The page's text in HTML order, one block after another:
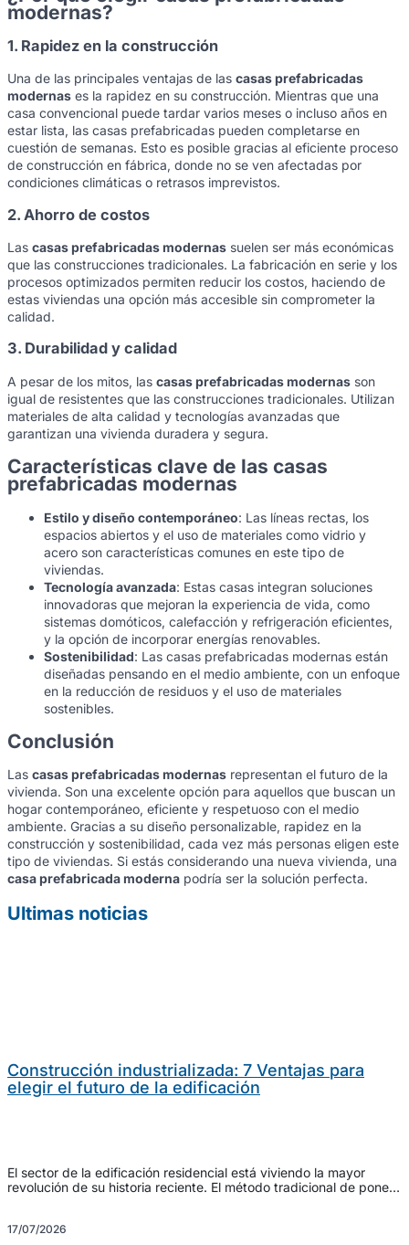
modernas?
1. Rapidez en la construcción
Una de las principales ventajas de las casas prefabricadas
modernas es la rapidez en su construcción. Mientras que una
casa convencional puede tardar varios meses o incluso años en
estar lista, las casas prefabricadas pueden completarse en
cuestión de semanas. Esto es posible gracias al eficiente proceso
de construcción en fábrica, donde no se ven afectadas por
condiciones climáticas o retrasos imprevistos.
2. Ahorro de costos
Las casas prefabricadas modernas suelen ser más económicas
que las construcciones tradicionales. La fabricación en serie y los
procesos optimizados permiten reducir los costos, haciendo de
estas viviendas una opción más accesible sin comprometer la
calidad.
3. Durabilidad y calidad
A pesar de los mitos, las casas prefabricadas modernas son
igual de resistentes que las construcciones tradicionales. Utilizan
materiales de alta calidad y tecnologías avanzadas que
garantizan una vivienda duradera y segura.
Características clave de las casas
prefabricadas modernas
Estilo y diseño contemporáneo: Las líneas rectas, los
espacios abiertos y el uso de materiales como vidrio y
acero son características comunes en este tipo de
viviendas.
Tecnología avanzada: Estas casas integran soluciones
innovadoras que mejoran la experiencia de vida, como
sistemas domóticos, calefacción y refrigeración eficientes,
y la opción de incorporar energías renovables.
Sostenibilidad: Las casas prefabricadas modernas están
diseñadas pensando en el medio ambiente, con un enfoque
en la reducción de residuos y el uso de materiales
sostenibles.
Conclusión
Las casas prefabricadas modernas representan el futuro de la
vivienda. Son una excelente opción para aquellos que buscan un
hogar contemporáneo, eficiente y respetuoso con el medio
ambiente. Gracias a su diseño personalizable, rapidez en la
construcción y sostenibilidad, cada vez más personas eligen este
tipo de viviendas. Si estás considerando una nueva vivienda, una
casa prefabricada moderna podría ser la solución perfecta.
Ultimas noticias
Construcción industrializada: 7 Ventajas para
elegir el futuro de la edificación
El sector de la edificación residencial está viviendo la mayor
revolución de su historia reciente. El método tradicional de poner
preciso, eficiente y tecnológico. Nos referimos, como no puede
17/07/2026